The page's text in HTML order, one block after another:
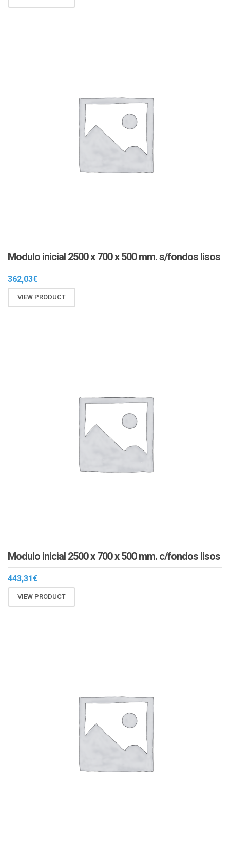
Modulo inicial 2500 x 700 x 500 mm. s/fondos lisos
362,03€
VIEW PRODUCT
Modulo inicial 2500 x 700 x 500 mm. c/fondos lisos
443,31€
VIEW PRODUCT